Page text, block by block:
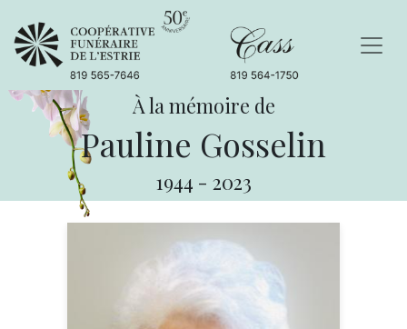
À la mémoire de
Pauline Gosselin
1944 - 2023